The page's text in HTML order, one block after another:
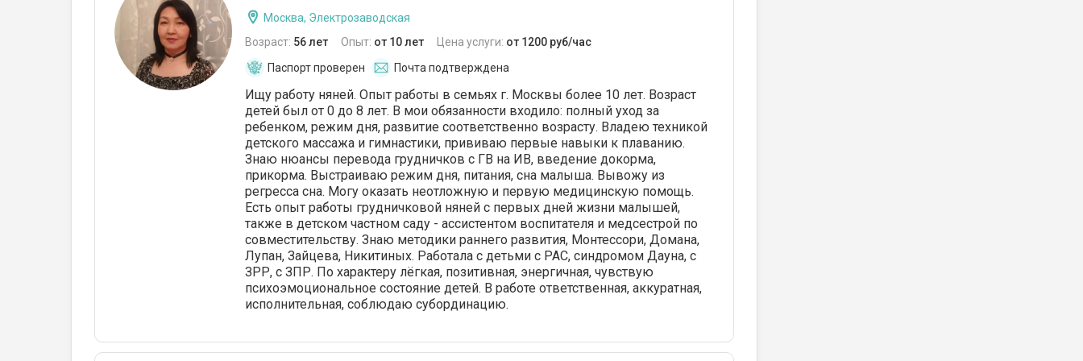
навстречу, если необходимо было
прийти раньше или задержаться. В
квартире были установлены
видеокамеры, что не смущало Инну
Викторовну. Мне необходимо выйти
на работу на полную занятость, а в
связи с работой в других семьях
няня не сможет мне помогать.
Очень жаль, что приходится
расставаться, няня за три месяца
стала для меня и дочери близким
человеком. Будем скучать.
Москва, Электрозаводская
Возраст: 56 лет Опыт: от 10 лет Цена услуги: от 1200 руб/час
Паспорт проверен
Почта подтверждена
Ищу работу няней. Опыт работы в семьях г. Москвы более 10 лет. Возраст
детей был от 0 до 8 лет. В мои обязанности входило: полный уход за
ребенком, режим дня, развитие соответственно возрасту. Владею техникой
детского массажа и гимнастики, прививаю первые навыки к плаванию.
Знаю нюансы перевода грудничков с ГВ на ИВ, введение докорма,
прикорма. Выстраиваю режим дня, питания, сна малыша. Вывожу из
регресса сна. Могу оказать неотложную и первую медицинскую помощь.
Есть опыт работы грудничковой няней с первых дней жизни малышей,
также в детском частном саду - ассистентом воспитателя и медсестрой по
совместительству. Знаю методики раннего развития, Монтессори, Домана,
Лупан, Зайцева, Никитиных. Работала с детьми с РАС, синдромом Дауна, с
ЗРР, с ЗПР. По характеру лёгкая, позитивная, энергичная, чувствую
психоэмоциональное состояние детей. В работе ответственная, аккуратная,
исполнительная, соблюдаю субординацию.